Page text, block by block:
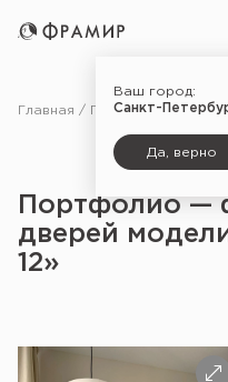
Ваш город:
Санкт-
Да, верно
Главная Портфолио
Портфолио —
дверей
12»